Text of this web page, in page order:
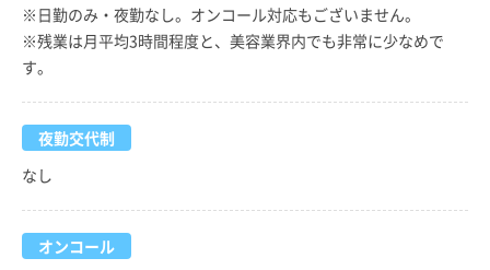
※日勤のみ・夜勤なし。オンコール対応もございません。
※残業は月平均3時間程度と、美容業界内でも非常に少なめで
す。
夜勤交代制
なし
オンコール